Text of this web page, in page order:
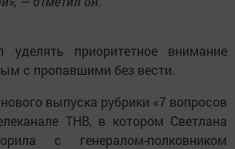
уделять приоритетное внимание
с пропавшими без вести.
выпуска рубрики «7 вопросов
ТНВ, в котором Светлана
с генералом-полковником